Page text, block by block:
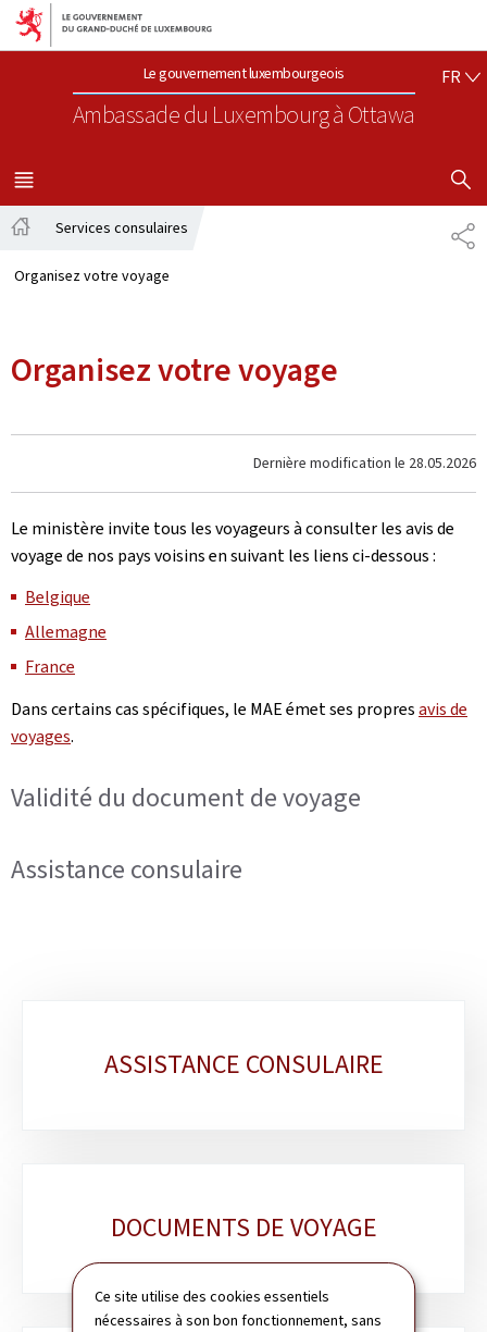
Ce site utilise des cookies essentiels
nécessaires à son bon fonctionnement, sans
Aller au menu principal
Aller au contenu
Le gouvernement luxembourgeois
Ambassade du Luxembourgà Ottawa
FR
MENU
PRINCIPAL
Services consulaires
Organisez votre voyage
Organisez votre voyage
Dernière modification le 28.05.2026
Le ministère invite tous les voyageurs à consulter les avis de
voyage de nos pays voisins en suivant les liens ci-dessous :
Belgique
Allemagne
France
Dans certains cas spécifiques, le MAE émet ses propresavis de
voyages.
Validité du document de voyage
Assistance consulaire
rubriquesASSISTANCE CONSULAIRE
DOCUMENTS DE VOYAGE